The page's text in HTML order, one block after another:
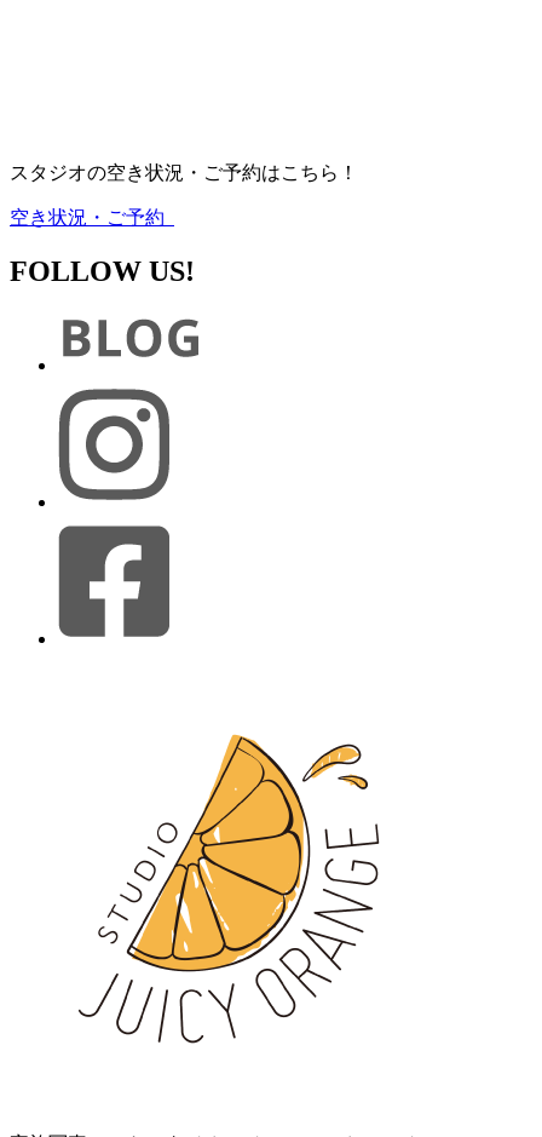
スタジオの空き状況・ご予約はこちら！
空き状況・ご予約
FOLLOW US!